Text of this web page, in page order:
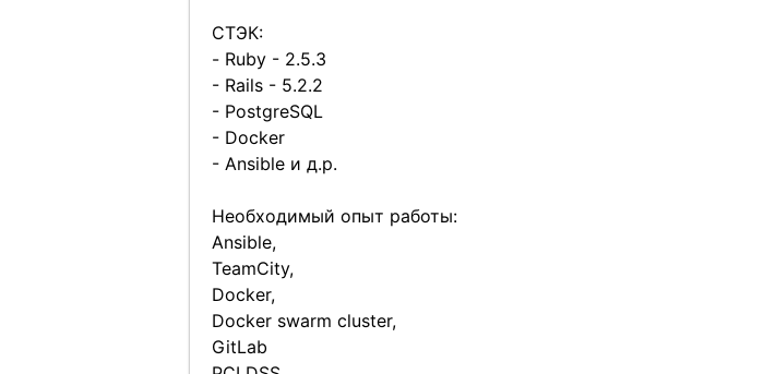
СТЭК:
- Ruby - 2.5.3
- Rails - 5.2.2
- PostgreSQL
- Docker
- Ansible и д.р.
Необходимый опыт работы:
Ansible,
TeamCity,
Docker,
Docker swarm cluster,
GitLab